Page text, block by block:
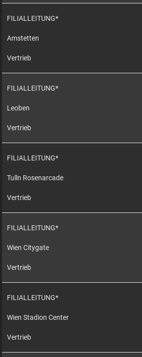
FILIALLEITUNG*
Amstetten
Vertrieb
FILIALLEITUNG*
Leoben
Vertrieb
FILIALLEITUNG*
Tulln Rosenarcade
Vertrieb
FILIALLEITUNG*
Wien Citygate
Vertrieb
FILIALLEITUNG*
Wien Stadion Center
Vertrieb